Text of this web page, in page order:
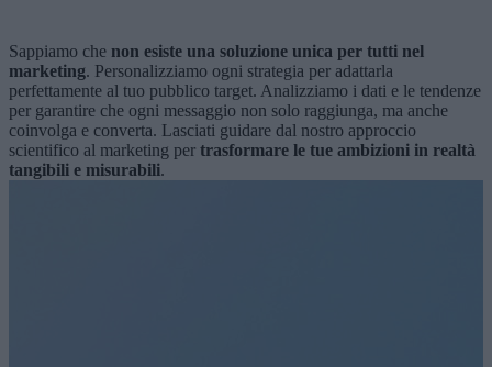
Sappiamo che non esiste una soluzione unica per tutti nel
marketing. Personalizziamo ogni strategia per adattarla
perfettamente al tuo pubblico target. Analizziamo i dati e le tendenze
per garantire che ogni messaggio non solo raggiunga, ma anche
coinvolga e converta. Lasciati guidare dal nostro approccio
scientifico al marketing per trasformare le tue ambizioni in realtà
tangibili e misurabili.